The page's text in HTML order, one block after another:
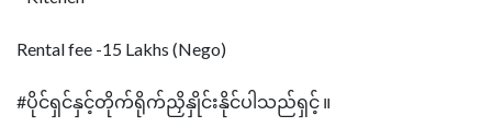
Rental fee -15 Lakhs (Nego)
#ပိုင်ရှင်နှင့်တိုက်ရိုက်ညှိနှိုင်းနိုင်ပါသည်ရှင့် ။